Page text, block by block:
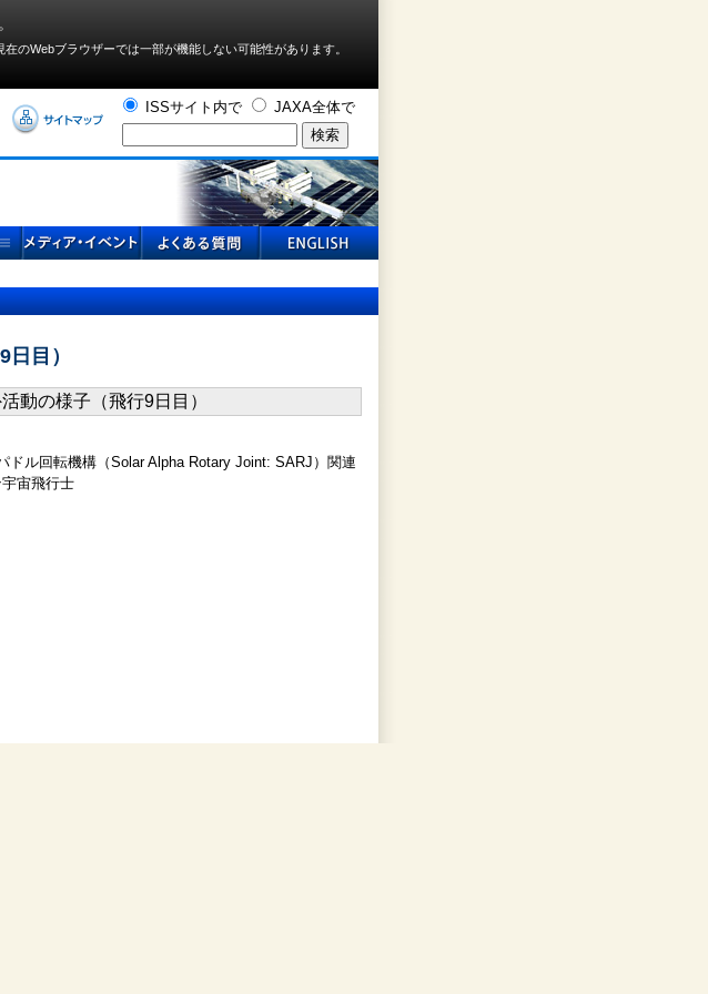
のWebブラウザーでは⼀部が機能しない可能性があります。
ISSサイト内で JAXA全体で
目）
ドル回転機構（Solar Alpha Rotary Joint: SARJ）関連
宙飛行士